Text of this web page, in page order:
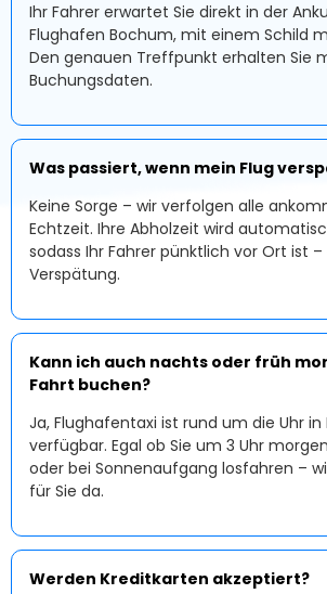
Ihr Fahrer erwartet Sie direkt in der
Flughafen Bochum, mit einem Schild
Den genauen Treffpunkt erhalten Sie
Buchungsdaten.
Was passiert, wenn mein Flug
Keine Sorge – wir verfolgen alle
Echtzeit. Ihre Abholzeit wird
sodass Ihr Fahrer pünktlich vor Ort ist
Verspätung.
Kann ich auch nachts oder früh
Fahrt buchen?
Ja, Flughafentaxi ist rund um die Uhr
verfügbar. Egal ob Sie um 3 Uhr
oder bei Sonnenaufgang losfahren –
für Sie da.
Werden Kreditkarten akzeptiert?